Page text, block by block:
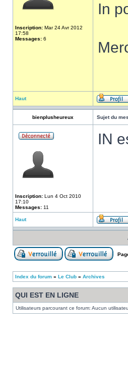
Inscription: Mar 24 Avr 2012
17:58
Messages: 6
In
Haut
bienplusheureux Sujet du
Inscription: Lun 4 Oct 2010
17:10
Messages: 11
IN
Haut
Index du forum » Le Club » Archives
QUI EST EN LIGNE
Utilisateurs parcourant ce forum: Aucun